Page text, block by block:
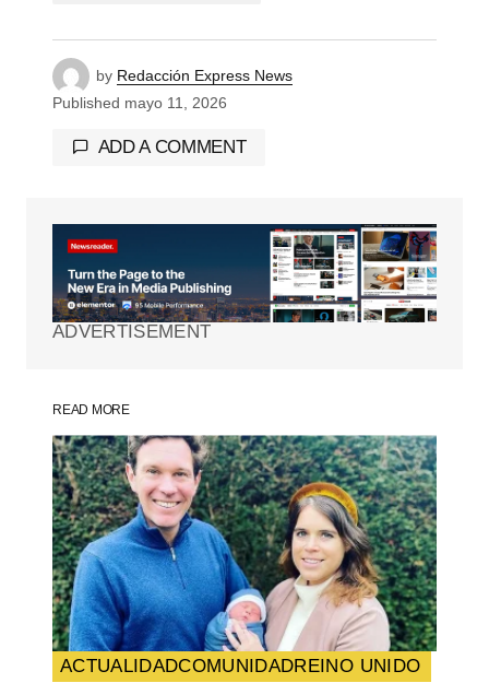
by Redacción Express News
Published mayo 11, 2026
ADD A COMMENT
Tu dirección de correo electrónico no será
Los campos obligatorios están
marcados con*
Your Name*
Your E-mail*
Guarda mi nombre, correo electrónico y
web en este navegador para la próxima
vez que comente.
ADVERTISEMENT
READ MORE
ACTUALIDADCOMUNIDADREINO UNIDO